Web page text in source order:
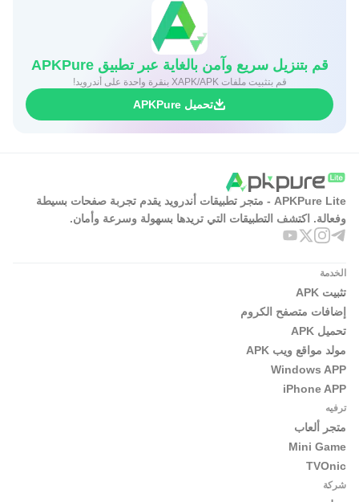
قم بتنزيل سريع وآمن بالغاية عبر تطبيق APKPure
قم بتثبيت ملفات XAPK/APK بنقرة واحدة على أندرويد!
تحميل APKPure
APKPure Lite - متجر تطبيقات أندرويد يقدم تجربة صفحات بسيطة
وفعالة. اكتشف التطبيقات التي تريدها بسهولة وسرعة وأمان.
الخدمة
تثبيت APK
إضافات متصفح الكروم
تحميل APK
مولد مواقع ويب APK
Windows APP
iPhone APP
ترفيه
متجر ألعاب
Mini Game
TVOnic
شركة